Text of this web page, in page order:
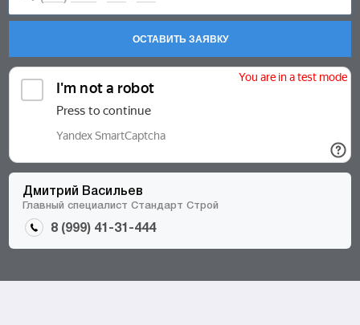
ОСТАВИТЬ ЗАЯВКУ
Дмитрий Васильев
Главный специалист Стандарт Строй
8 (999) 41-31-444